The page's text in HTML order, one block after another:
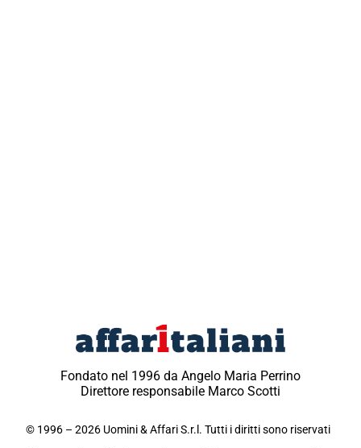
Fondato nel 1996 da Angelo Maria Perrino
Direttore responsabile Marco Scotti
© 1996 – 2026 Uomini & Affari S.r.l. Tutti i diritti sono riservati